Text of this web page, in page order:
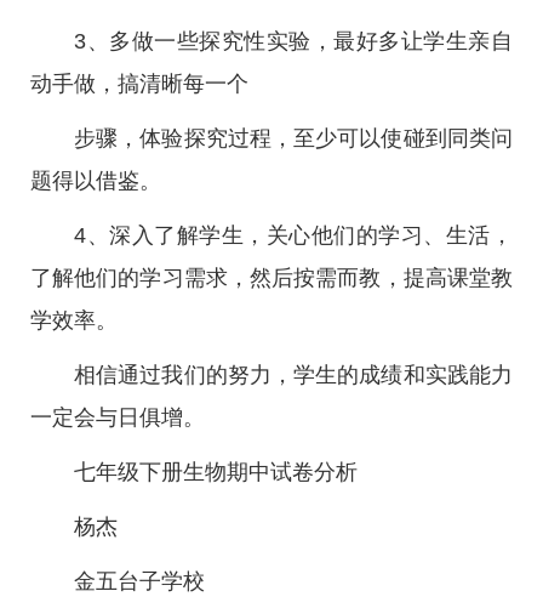
3、多做一些探究性实验，最好多让学生亲自
动手做，搞清晰每一个
步骤，体验探究过程，至少可以使碰到同类问
题得以借鉴。
4、深入了解学生，关心他们的学习、生活，
了解他们的学习需求，然后按需而教，提高课堂教
学效率。
相信通过我们的努力，学生的成绩和实践能力
一定会与日俱增。
七年级下册生物期中试卷分析
杨杰
金五台子学校